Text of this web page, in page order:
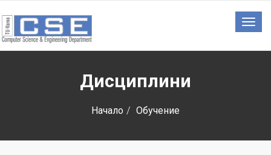
Дисциплини
Начало Обучение